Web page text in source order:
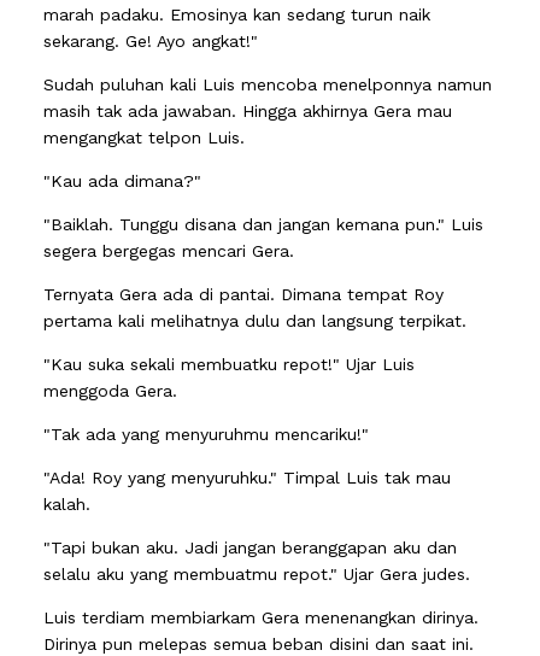
marah padaku. Emosinya kan sedang turun naik
sekarang. Ge! Ayo angkat!"
Sudah puluhan kali Luis mencoba menelponnya namun
masih tak ada jawaban. Hingga akhirnya Gera mau
mengangkat telpon Luis.
"Kau ada dimana?"
"Baiklah. Tunggu disana dan jangan kemana pun." Luis
segera bergegas mencari Gera.
Ternyata Gera ada di pantai. Dimana tempat Roy
pertama kali melihatnya dulu dan langsung terpikat.
"Kau suka sekali membuatku repot!" Ujar Luis
menggoda Gera.
"Tak ada yang menyuruhmu mencariku!"
"Ada! Roy yang menyuruhku." Timpal Luis tak mau
kalah.
"Tapi bukan aku. Jadi jangan beranggapan aku dan
selalu aku yang membuatmu repot." Ujar Gera judes.
Luis terdiam membiarkam Gera menenangkan dirinya.
Dirinya pun melepas semua beban disini dan saat ini.